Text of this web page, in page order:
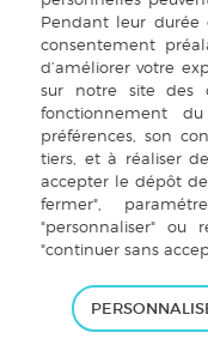
Louvigné-de-Bais 2015 |